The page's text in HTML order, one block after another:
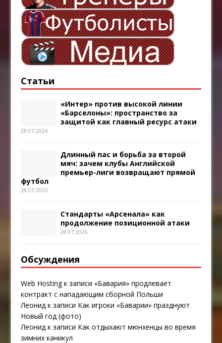
Статьи
«Интер» против высокой линии
«Барселоны»: пространство за
защитой как главный ресурс атаки
28.07.2026
Длинный пас и борьба за второй
мяч: зачем клубы Английской
премьер-лиги возвращают прямой
футбол
28.07.2026
Стандарты «Арсенала» как
продолжение позиционной атаки
28.07.2026
Обсуждения
Web Hostingк записи «Бавария» продлевает
контракт с нападающим сборной Польши
Леонид к записи Как игроки «Баварии» празднуют
Новый год (фото)
Леонид к записи Как отдыхают мюнхенцы во время
зимних каникул